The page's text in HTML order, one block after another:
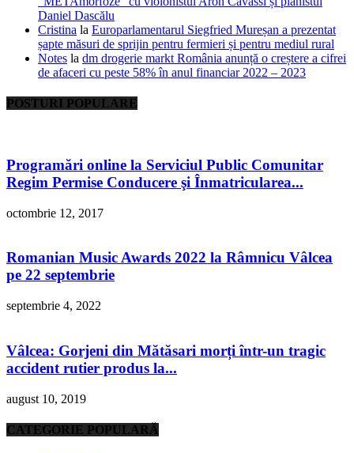
Daniel Dascălu
Cristina la Europarlamentarul Siegfried Mureșan a prezentat
șapte măsuri de sprijin pentru fermieri și pentru mediul rural
Notes la dm drogerie markt România anunță o creștere a cifrei
de afaceri cu peste 58% în anul financiar 2022 – 2023
POSTURI POPULARE
Programări online la Serviciul Public Comunitar
Regim Permise Conducere şi Înmatricularea...
octombrie 12, 2017
Romanian Music Awards 2022 la Râmnicu Vâlcea
pe 22 septembrie
septembrie 4, 2022
Vâlcea: Gorjeni din Mătăsari morți într-un tragic
accident rutier produs la...
august 10, 2019
CATEGORIE POPULARĂ